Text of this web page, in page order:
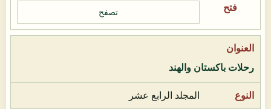
تصفح
رحلات باكستان والهند
المجلد الرابع عشر